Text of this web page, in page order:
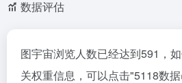
数据评估
图宇宙浏览人数已经达到591，
关权重信息，可以点击"5118数据